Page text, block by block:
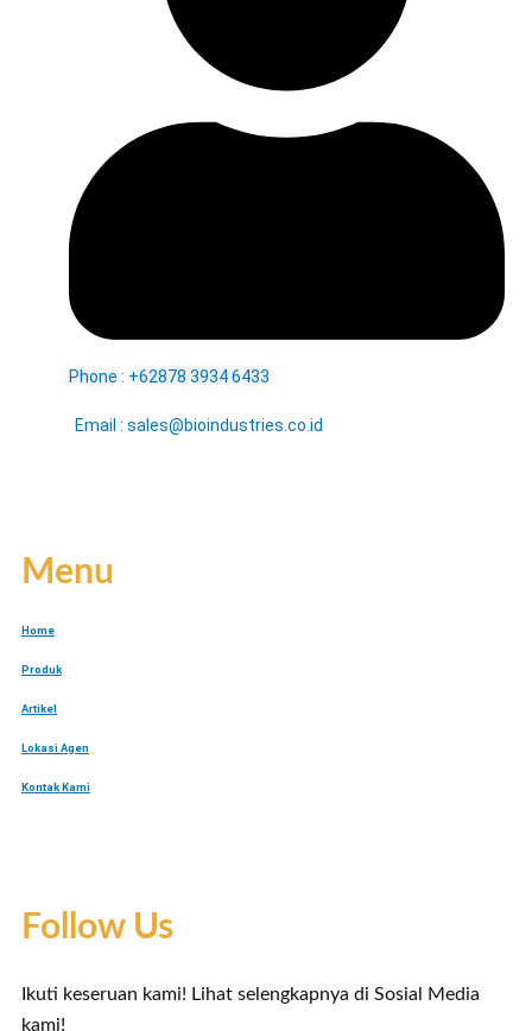
Phone : +62878 3934 6433
Email : sales@bioindustries.co.id
Menu
Home
Produk
Artikel
Lokasi Agen
Kontak Kami
Follow Us
Ikuti keseruan kami! Lihat selengkapnya di Sosial Media
kami!